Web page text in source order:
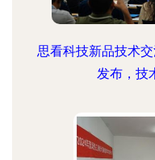
思看科技新品技术
发布，技